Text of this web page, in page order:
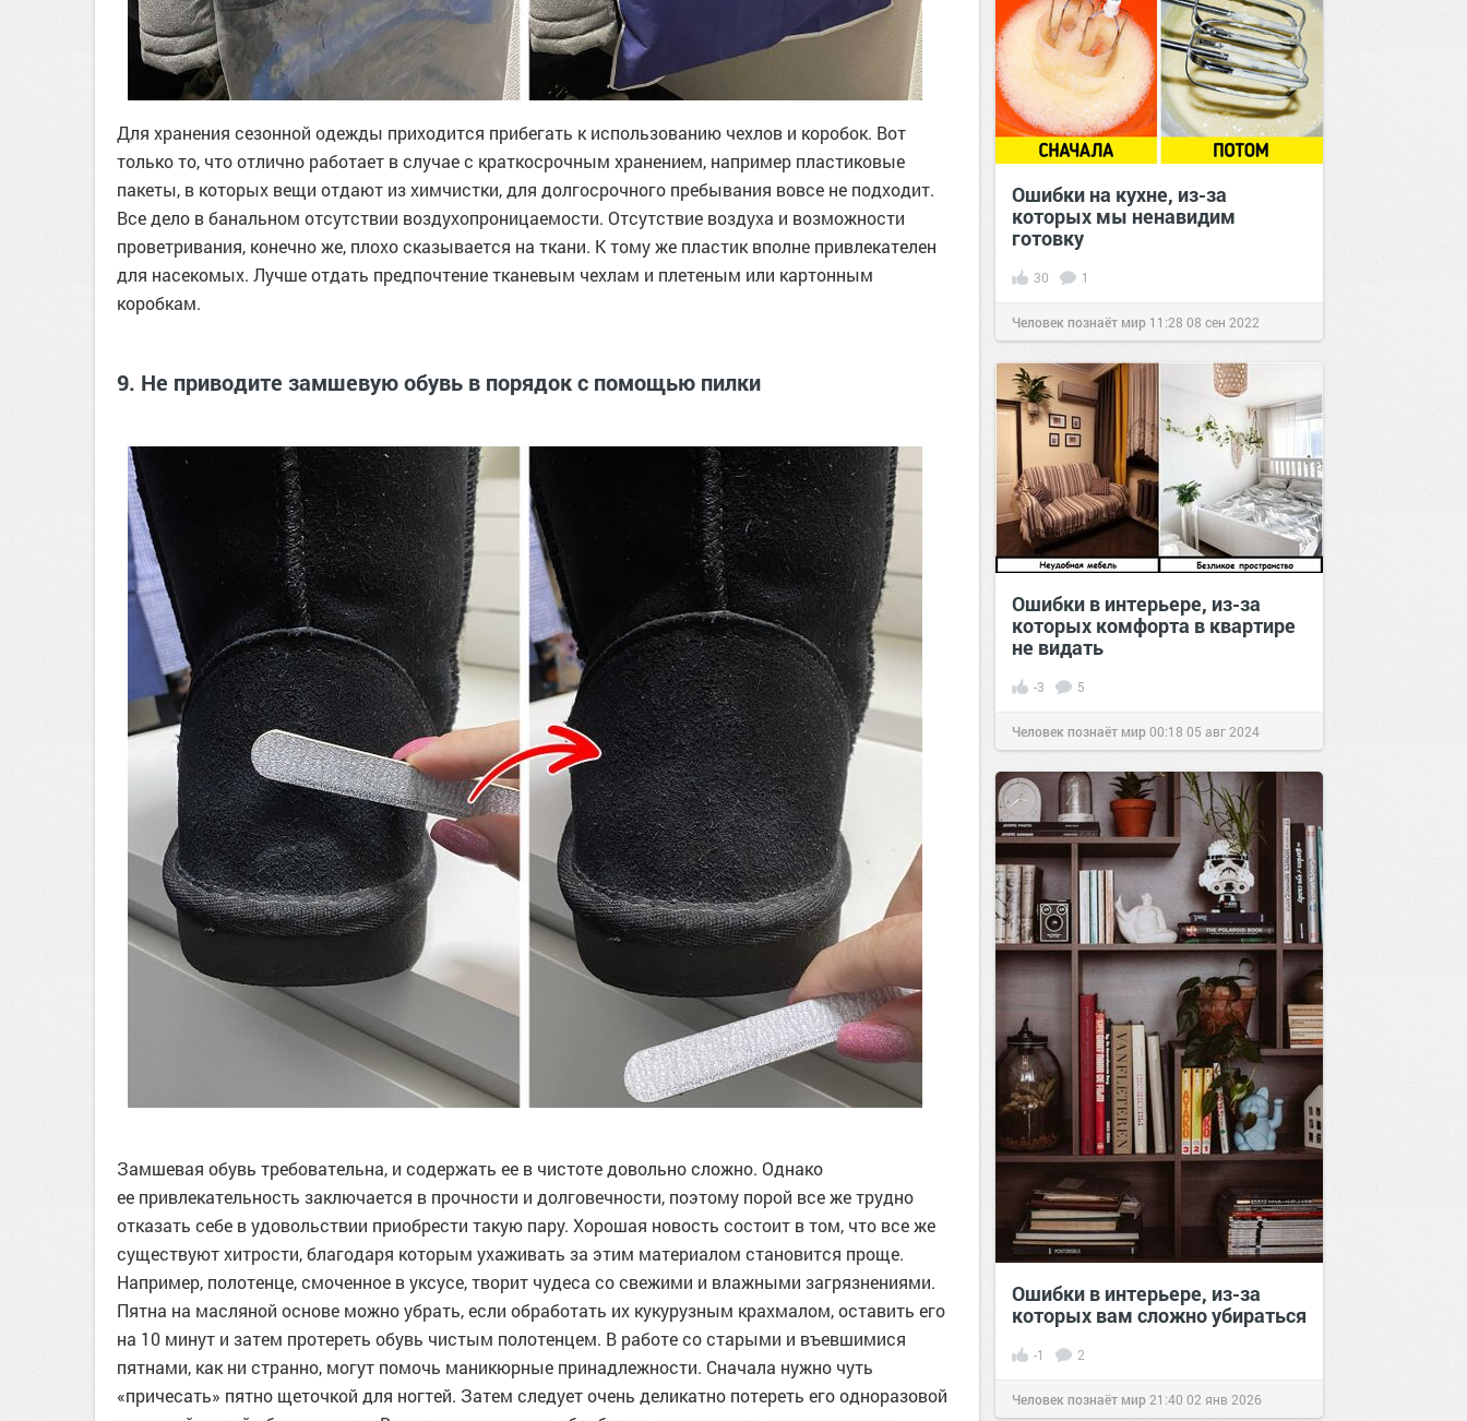
Для хранения сезонной одежды приходится прибегать к использованию чехлов и коробок. Вот
только то, что отлично работает в случае с краткосрочным хранением, например пластиковые
пакеты, в которых вещи отдают из химчистки, для долгосрочного пребывания вовсе не подходит.
Все дело в банальном отсутствии воздухопроницаемости. Отсутствие воздуха и возможности
проветривания, конечно же, плохо сказывается на ткани. К тому же пластик вполне привлекателен
для насекомых. Лучше отдать предпочтение тканевым чехлам и плетеным или картонным
коробкам.
9. Не приводите замшевую обувь в порядок с помощью пилки
Замшевая обувь требовательна, и содержать ее в чистоте довольно сложно. Однако
ее привлекательность заключается в прочности и долговечности, поэтому порой все же трудно
отказать себе в удовольствии приобрести такую пару. Хорошая новость состоит в том, что все же
существуют хитрости, благодаря которым ухаживать за этим материалом становится проще.
Например, полотенце, смоченное в уксусе, творит чудеса со свежими и влажными загрязнениями.
Пятна на масляной основе можно убрать, если обработать их кукурузным крахмалом, оставить его
на 10 минут и затем протереть обувь чистым полотенцем. В работе со старыми и въевшимися
пятнами, как ни странно, могут помочь маникюрные принадлежности. Сначала нужно чуть
«причесать» пятно щеточкой для ногтей. Затем следует очень деликатно потереть его одноразовой
Ошибки на кухне, из-за
которых мы ненавидим
готовку
30 1
Человек познаёт мир 11:28 08 сен 2022
Ошибки в интерьере, из-за
которых комфорта в квартире
не видать
-3 5
Человек познаёт мир00:18 05 авг 2024
Ошибки в интерьере, из-за
которых вам сложно убираться
-1 2
Человек познаёт мир 21:40 02 янв 2026